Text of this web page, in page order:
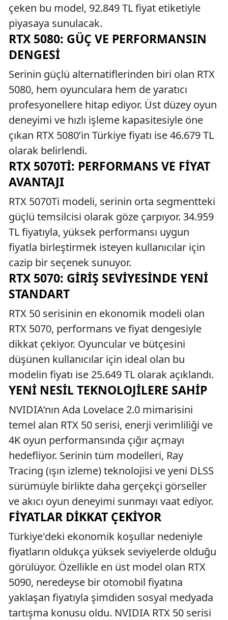
çeken bu model, 92.849 TL fiyat etiketiyle
piyasaya sunulacak.
RTX 5080: GÜÇ VE PERFORMANSIN
DENGESI
Serinin güçlü alternatiflerinden biri olan RTX
5080, hem oyunculara hem de yaratıcı
profesyonellere hitap ediyor. Üst düzey oyun
deneyimi ve hızlı işleme kapasitesiyle öne
çıkan RTX 5080’in Türkiye fiyatı ise 46.679 TL
olarak belirlendi.
RTX 5070TI: PERFORMANS VE FIYAT
AVANTAJI
RTX 5070Ti modeli, serinin orta segmentteki
güçlü temsilcisi olarak göze çarpıyor. 34.959
TL fiyatıyla, yüksek performansı uygun
fiyatla birleştirmek isteyen kullanıcılar için
cazip bir seçenek sunuyor.
RTX 5070: GIRIŞ SEVIYESINDE YENI
STANDART
RTX 50 serisinin en ekonomik modeli olan
RTX 5070, performans ve fiyat dengesiyle
dikkat çekiyor. Oyuncular ve bütçesini
düşünen kullanıcılar için ideal olan bu
modelin fiyatı ise 25.649 TL olarak açıklandı.
YENI NESIL TEKNOLOJILERE SAHIP
NVIDIA’nın Ada Lovelace 2.0 mimarisini
temel alan RTX 50 serisi, enerji verimliliği ve
4K oyun performansında çığır açmayı
hedefliyor. Serinin tüm modelleri, Ray
Tracing (ışın izleme) teknolojisi ve yeni DLSS
sürümüyle birlikte daha gerçekçi görseller
ve akıcı oyun deneyimi sunmayı vaat ediyor.
FIYATLAR DIKKAT ÇEKIYOR
Türkiye'deki ekonomik koşullar nedeniyle
fiyatların oldukça yüksek seviyelerde olduğu
görülüyor. Özellikle en üst model olan RTX
5090, neredeyse bir otomobil fiyatına
yaklaşan fiyatıyla şimdiden sosyal medyada
tartışma konusu oldu. NVIDIA RTX 50 serisi